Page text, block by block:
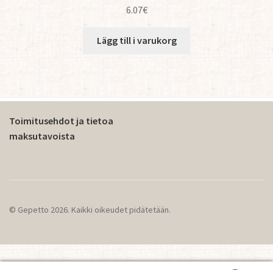
6.07€
Lägg till i varukorg
Toimitusehdot ja tietoa
maksutavoista
© Gepetto 2026. Kaikki oikeudet pidätetään.